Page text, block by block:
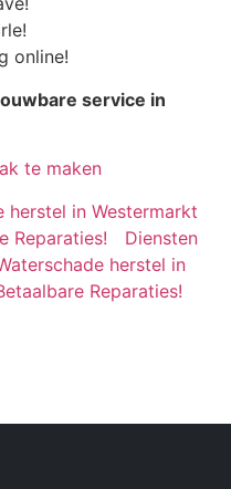
online!
service in
te maken
herstel in Westermarkt
Reparaties!
Diensten
herstel in
Reparaties!